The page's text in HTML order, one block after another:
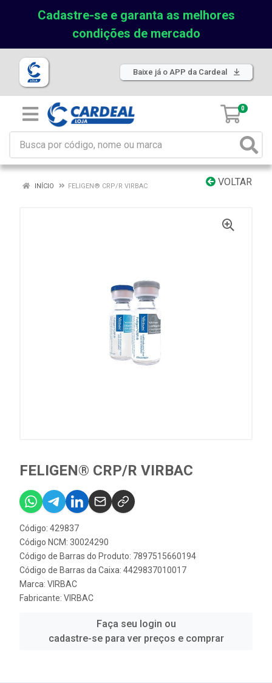
Cadastre-se e garanta as melhores
condições de mercado
Baixe já o APP da Cardeal
0
VOLTAR
INÍCIO FELIGEN® CRP/R VIRBAC
FELIGEN® CRP/R VIRBAC
Código: 429837
Código NCM: 30024290
Código de Barras do Produto: 7897515660194
Código de Barras da Caixa: 4429837010017
Marca: VIRBAC
Fabricante: VIRBAC
Faça seu login ou
cadastre-se para ver preços e comprar